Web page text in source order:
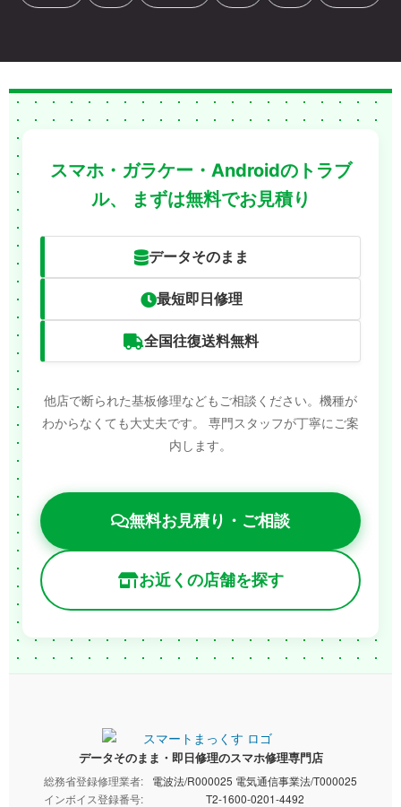
スマホ・ガラケー・Androidのトラブ
ル、
まずは無料でお見積り
データそのまま
最短即日修理
全国往復送料無料
他店で断られた基板修理などもご相談ください。機種が
わからなくても大丈夫です。
専門スタッフが丁寧にご案
内します。
無料お見積り・ご相談
お近くの店舗を探す
データそのまま・即日修理のスマホ修理専門店
総務省登録修理業者:
電波法/R000025 電気通信事業法/T000025
インボイス登録番号:
T2-1600-0201-4492